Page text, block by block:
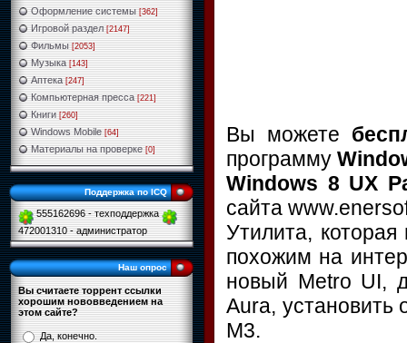
Оформление системы [362]
Игровой раздел [2147]
Фильмы [2053]
Музыка [143]
Аптека [247]
Компьютерная пресса [221]
Книги [260]
Windows Mobile [64]
Материалы на проверке [0]
Поддержка по ICQ
555162696 - техподдержка
472001310 - администратор
Наш опрос
Вы считаете торрент ссылки
хорошим нововведением на
этом сайте?
Да, конечно.
Вы можете
программу
Windows 8 UX
сайта
Утилита,
похожим на
новый Metro UI,
Aura, установить
M3.